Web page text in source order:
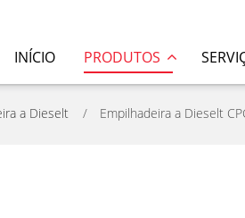
INÍCIO PRODUTOS
a Dieselt Empilhadeira a Dieselt